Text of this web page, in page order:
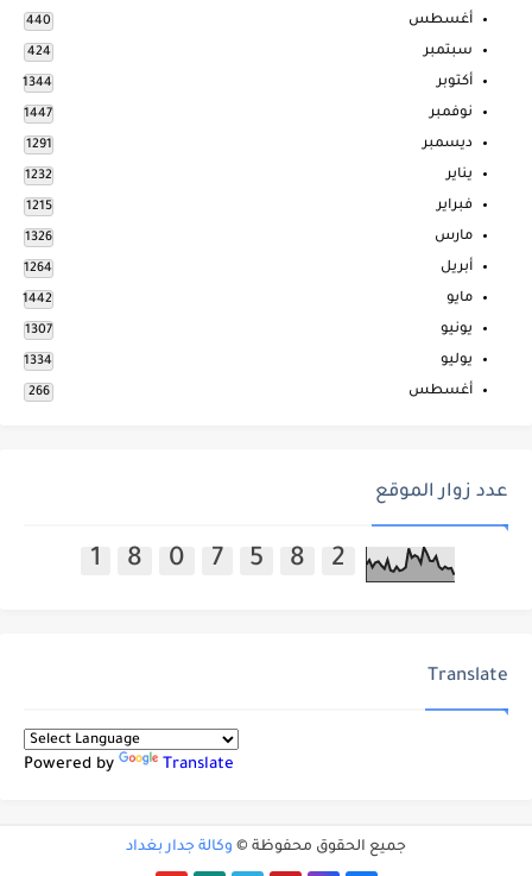
أغسطس 440
سبتمبر 424
أكتوبر 1344
نوفمبر 1447
ديسمبر 1291
يناير 1232
فبراير 1215
مارس 1326
أبريل 1264
مايو 1442
يونيو 1307
يوليو 1334
أغسطس 266
عدد زوار الموقع
1 8 0 7 5 8 2
Translate
Powered by Translate
جميع الحقوق محفوظة © وكالة جدار بغداد